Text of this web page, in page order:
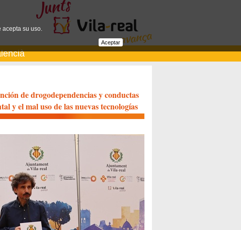
de drogodependencias y conductas
y el mal uso de las nuevas tecnologías
su uso.
Aceptar